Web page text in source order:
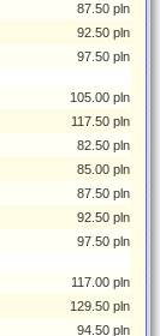
87.50 pln
92.50 pln
97.50 pln
105.00 pln
117.50 pln
82.50 pln
85.00 pln
87.50 pln
92.50 pln
97.50 pln
117.00 pln
129.50 pln
94.50 pln